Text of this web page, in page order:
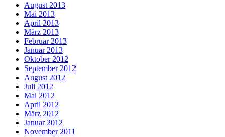
August 2013
Mai 2013
April 2013
März 2013
Februar 2013
Januar 2013
Oktober 2012
September 2012
August 2012
Juli 2012
Mai 2012
April 2012
März 2012
Januar 2012
November 2011